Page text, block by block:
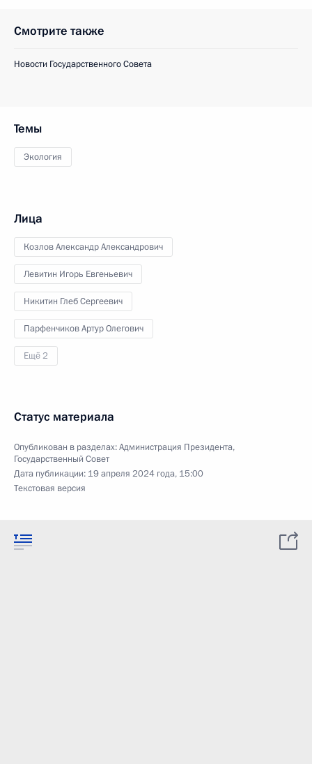
Смотрите также
Новости Государственного Совета
Темы
Экология
Лица
Козлов Александр Александрович
Левитин Игорь Евгеньевич
Никитин Глеб Сергеевич
Парфенчиков Артур Олегович
Ещё 2
Статус материала
Опубликован в разделах:Администрация Президента,
Государственный Совет
Дата публикации: 19 апреля 2024 года, 15:00
Текстовая версия